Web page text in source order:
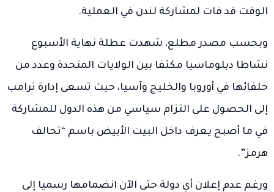
الوقت قد فات لمشاركة لندن في العملية.
وبحسب مصدر مطلع، شهدت عطلة نهاية الأسبوع
نشاطا دبلوماسيا مكثفا بين الولايات المتحدة وعدد من
حلفائها في أوروبا والخليج وآسيا، حيث تسعى إدارة ترامب
إلى الحصول على التزام سياسي من هذه الدول للمشاركة
في ما أصبح يعرف داخل البيت الأبيض باسم “تحالف
هرمز”.
ورغم عدم إعلان أي دولة حتى الآن انضمامها رسميا إلى